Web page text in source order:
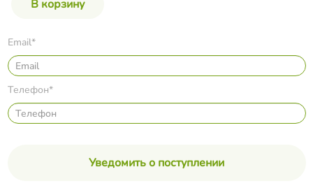
Email*
Телефон*
Уведомить о поступлении